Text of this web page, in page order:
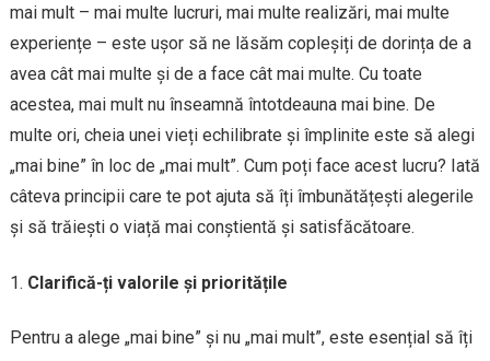
mai mult – mai multe lucruri, mai multe realizări, mai multe
experiențe – este ușor să ne lăsăm copleșiți de dorința de a
avea cât mai multe și de a face cât mai multe. Cu toate
acestea, mai mult nu înseamnă întotdeauna mai bine. De
multe ori, cheia unei vieți echilibrate și împlinite este să alegi
„mai bine” în loc de „mai mult”. Cum poți face acest lucru? Iată
câteva principii care te pot ajuta să îți îmbunătățești alegerile
și să trăiești o viață mai conștientă și satisfăcătoare.
Clarifică-ți valorile și prioritățile
Pentru a alege „mai bine” și nu „mai mult”, este esențial să îți